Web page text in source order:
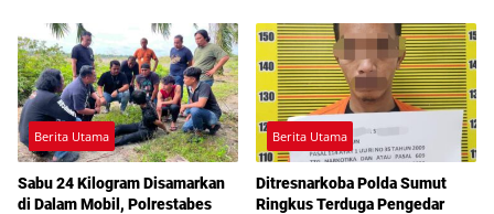
Berita Utama
Sabu 24 Kilogram Disamarkan
di Dalam Mobil, Polrestabes
Berita Utama
Ditresnarkoba Polda Sumut
Ringkus Terduga Pengedar